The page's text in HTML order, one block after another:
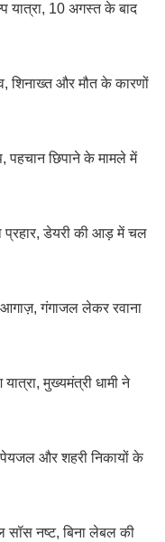
यात्रा, 10 अगस्त के बाद
शिनाख्त और मौत के कारणों
पहचान छिपाने के मामले में
प्रहार, डेयरी की आड़ में चल
आगाज़, गंगाजल लेकर रवाना
मुख्यमंत्री धामी ने
पेयजल और शहरी निकायों के
नष्ट, बिना लेबल की